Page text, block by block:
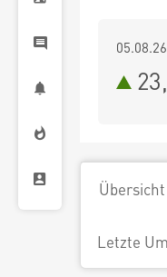
Übersicht
Letzte